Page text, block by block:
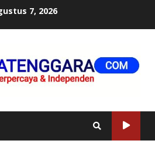
7, 2026